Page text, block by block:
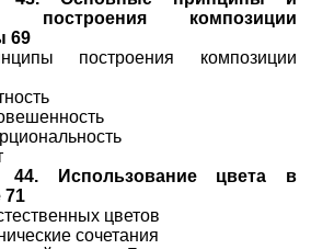
построения композиции
69
построения композиции
44. Использование цвета в
71
цветов
сочетания